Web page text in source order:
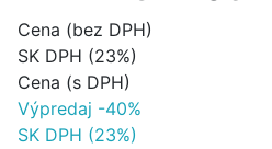
Cena (bez DPH)
SK DPH (23%)
Cena (s DPH)
Výpredaj -40%
SK DPH (23%)